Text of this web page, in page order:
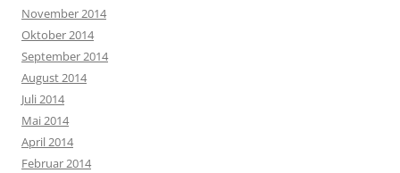
November 2014
Oktober 2014
September 2014
August 2014
Juli 2014
Mai 2014
April 2014
Februar 2014